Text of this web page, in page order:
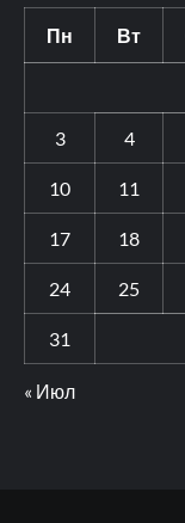
Пн Вт
3 4
10 11
17 18
24 25
31
« Июл